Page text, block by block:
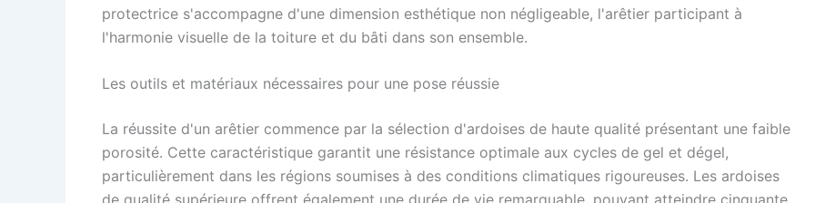
protectrice s'accompagne d'une dimension esthétique non négligeable, l'arêtier participant à
l'harmonie visuelle de la toiture et du bâti dans son ensemble.
Les outils et matériaux nécessaires pour une pose réussie
La réussite d'un arêtier commence par la sélection d'ardoises de haute qualité présentant une faible
porosité. Cette caractéristique garantit une résistance optimale aux cycles de gel et dégel,
particulièrement dans les régions soumises à des conditions climatiques rigoureuses. Les ardoises